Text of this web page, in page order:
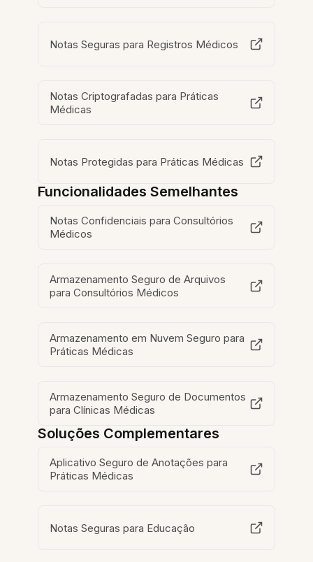
Notas Seguras para Registros Médicos
Notas Criptografadas para Práticas
Médicas
Notas Protegidas para Práticas Médicas
Funcionalidades Semelhantes
Notas Confidenciais para Consultórios
Médicos
Armazenamento Seguro de Arquivos
para Consultórios Médicos
Armazenamento em Nuvem Seguro para
Práticas Médicas
Armazenamento Seguro de Documentos
para Clínicas Médicas
Soluções Complementares
Aplicativo Seguro de Anotações para
Práticas Médicas
Notas Seguras para Educação